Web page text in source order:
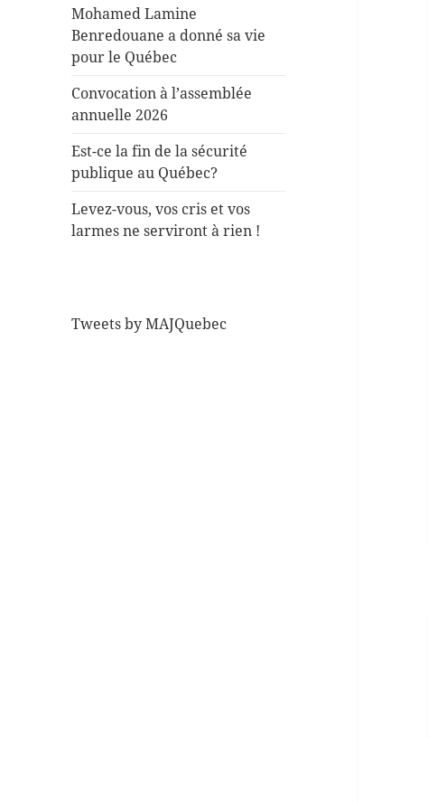
Mohamed Lamine
Benredouane a donné sa vie
pour le Québec
Convocation à l’assemblée
annuelle 2026
Est-ce la fin de la sécurité
publique au Québec?
Levez-vous, vos cris et vos
larmes ne serviront à rien !
Tweets by MAJQuebec